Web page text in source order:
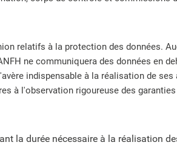
relatifs à la protection des données.
ne communiquera des données en
indispensable à la réalisation de
à l'observation rigoureuse des
la durée nécessaire à la réalisation